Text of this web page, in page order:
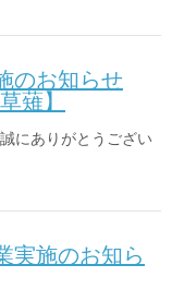
のお知らせ
薙】
にありがとうござい
実施のお知ら